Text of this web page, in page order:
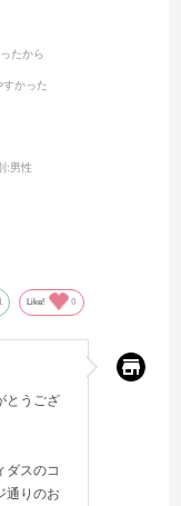
たから
かった
:男性
Like! 0
とうござ
ダスのコ
通りのお